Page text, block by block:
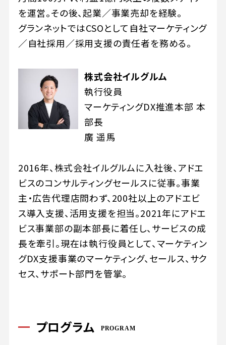
を運営。その後、起業／事業売却を経験。
グランネットではCSOとして自社マーケティング
／自社採用／採用支援の責任者を務める。
株式会社イルグルム
執行役員
マーケティングDX推進本部 本
部長
廣 遥馬
2016年、株式会社イルグルムに入社後、アドエ
ビスのコンサルティングセールスに従事。事業
主・広告代理店問わず、200社以上のアドエビ
ス導入支援、活用支援を担当。2021年にアドエ
ビス事業部の副本部長に着任し、サービスの成
長を牽引。現在は執行役員として、マーケティン
グDX支援事業のマーケティング、セールス、サク
セス、サポート部門を管掌。
プログラム PROGRAM